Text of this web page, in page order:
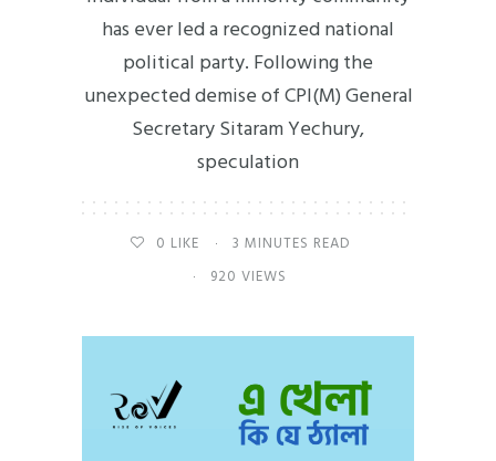
has ever led a recognized national
political party. Following the
unexpected demise of CPI(M) General
Secretary Sitaram Yechury,
speculation
0 LIKE
3 MINUTES READ
920 VIEWS